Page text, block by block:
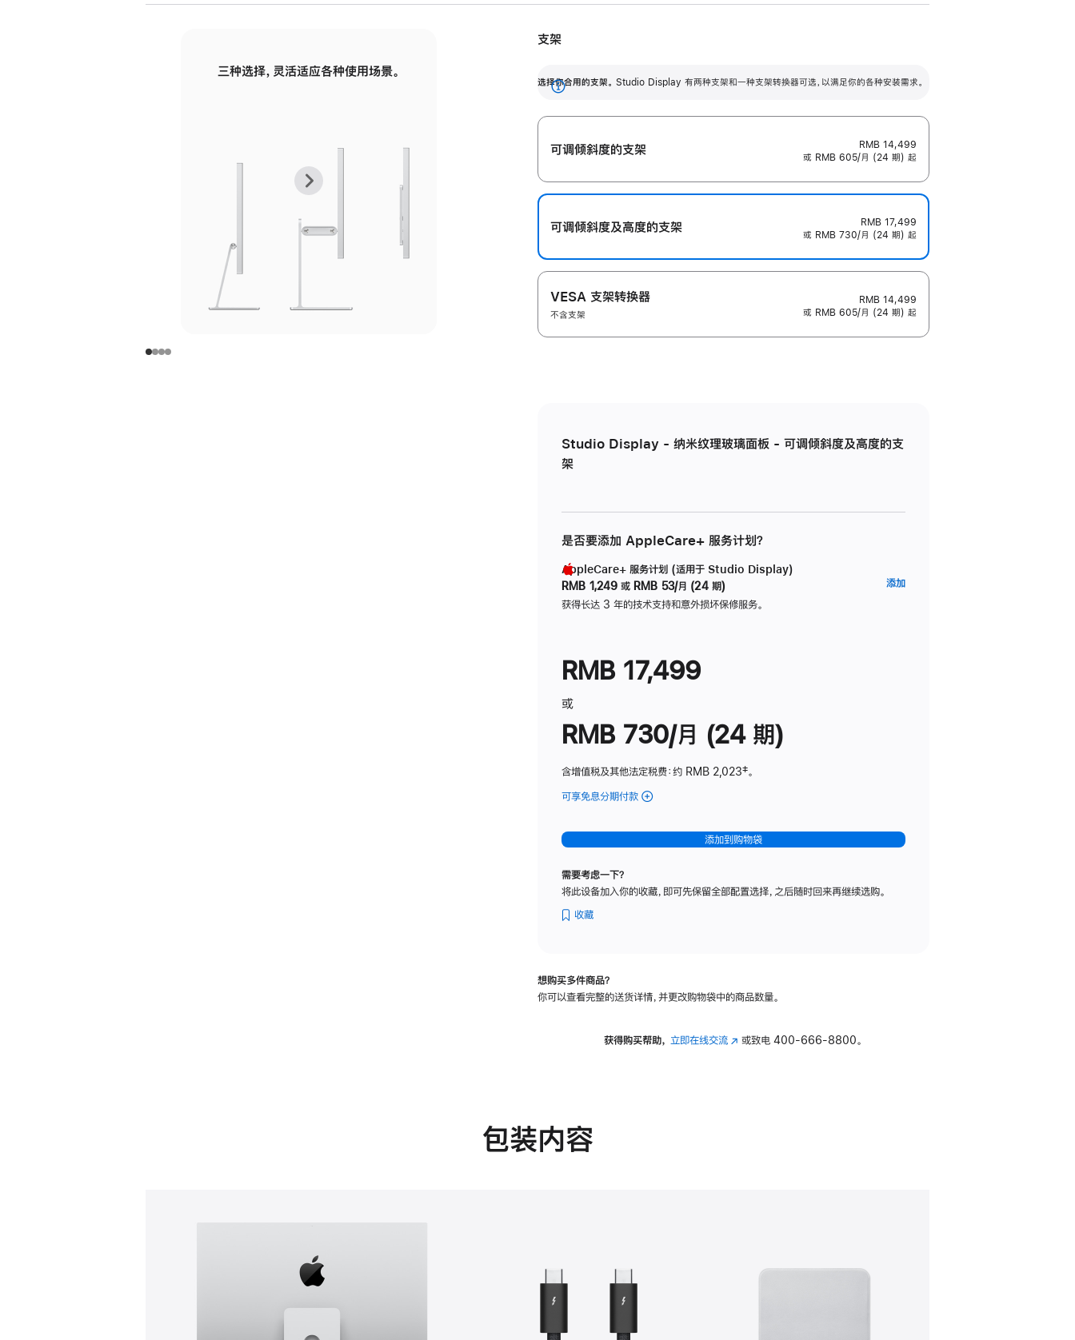
面
面
三种选择，灵活适应各种使用场景。
调节范围。
毫米的高度调节范围。
上
张
下
张
支架
选择你合用的支架。 Studio Display 有两种支架和一种支架转换器可选，以满足你的各种安装需求。
展
开
可调倾斜度的支架
RMB 14,499
或 RMB 605/月 (24 期) 起
可调倾斜度及高‍度的支‍架
RMB 17,499
或 RMB 730/月 (24 期) 起
VESA 支架转换器
不含支架
RMB 14,499
或 RMB 605/月 (24 期) 起
Studio Display - 纳米纹理玻璃面板 - 可调倾斜度及高度的支
架
是否要添加 AppleCare+ 服务计划？
AppleCare+ 服务计划 (适用于 Studio Display)
RMB 1,249 或 RMB 53/月 (24 期)
获得长达 3 年的技术支持和意外损坏保修服务。
添加
RMB 17,499
或
RMB 730/月 (24 期)
含增值税及其他法定税费：约 RMB 2,023脚
‡。
可享免息分期付款 (Studio
-
纳
理
可
斜
添加到购物袋
需要考虑一下？
将此设备加入你的收藏，即可先保留全部配置选择，之后随时回来再继续选购。
收藏
想购买多件商品？
你可以查看完整的送货详情，并更改购物袋中的商品数量。
获得购买帮助， 立即在线交流(在 或致电400-666-8800。
包装内容